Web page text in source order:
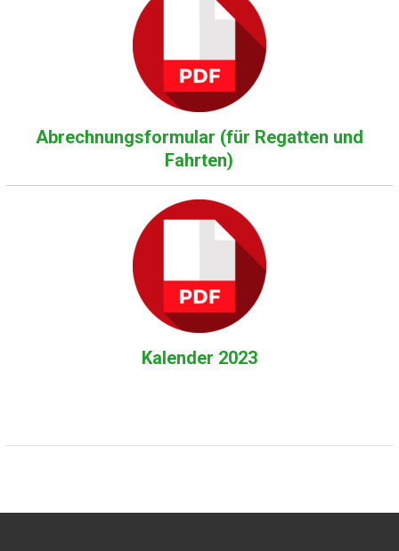
Abrechnungsformular (für Regatten und
Fahrten)
Kalender 2023